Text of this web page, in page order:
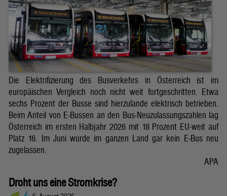
Die Elektrifizierung des Busverkehrs in Österreich ist im
europäischen Vergleich noch nicht weit fortgeschritten. Etwa
sechs Prozent der Busse sind hierzulande elektrisch betrieben.
Beim Anteil von E-Bussen an den Bus-Neuzulassungszahlen lag
Österreich im ersten Halbjahr 2026 mit 18 Prozent EU-weit auf
Platz 16. Im Juni wurde im ganzen Land gar kein E-Bus neu
zugelassen.
APA
Droht uns eine Stromkrise?